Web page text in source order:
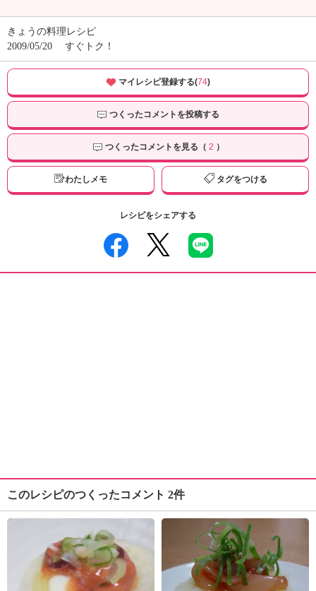
きょうの料理レシピ
2009/05/20
すぐトク！
マイレシピ登録する(74)
つくったコメントを投稿する
つくったコメントを見る（ 2 ）
わたしメモ タグをつける
レシピをシェアする
このレシピのつくったコメント 2件